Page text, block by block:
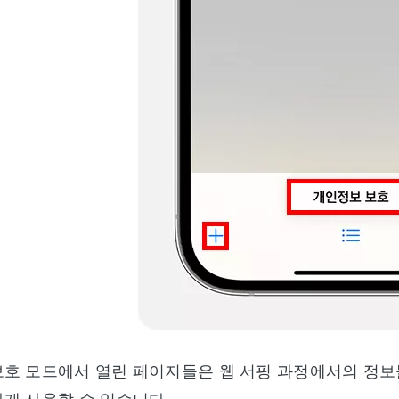
모드에서 열린 페이지들은 웹 서핑 과정에서의 정